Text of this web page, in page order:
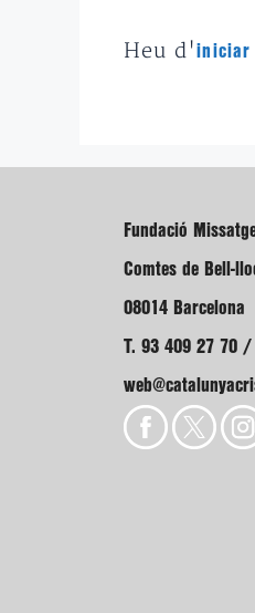
Heu d'iniciar
Fundació
Comtes de Bell-
08014 Barcelona
T. 93 409 27 70